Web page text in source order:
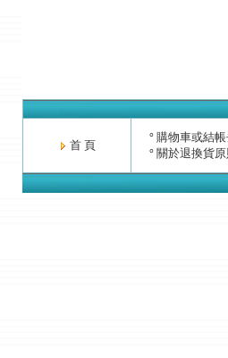
首 頁
° 購物車或結
° 關於退換貨原